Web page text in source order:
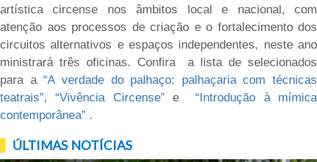
artísticacircense nos âmbitos local e nacional, com
atenção aos processos de criação e o fortalecimento dos
circuitos alternativos e espaços independentes, neste ano
ministrará três oficinas. Confira a lista de selecionados
para a“A verdade do palhaço: palhaçaria com técnicas
teatrais”,“Vivência Circense” e“Introdução à mímica
contemporânea” .
ÚLTIMAS NOTÍCIAS